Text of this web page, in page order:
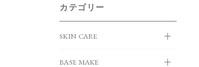
カテゴリー
SKIN CARE
BASE MAKE